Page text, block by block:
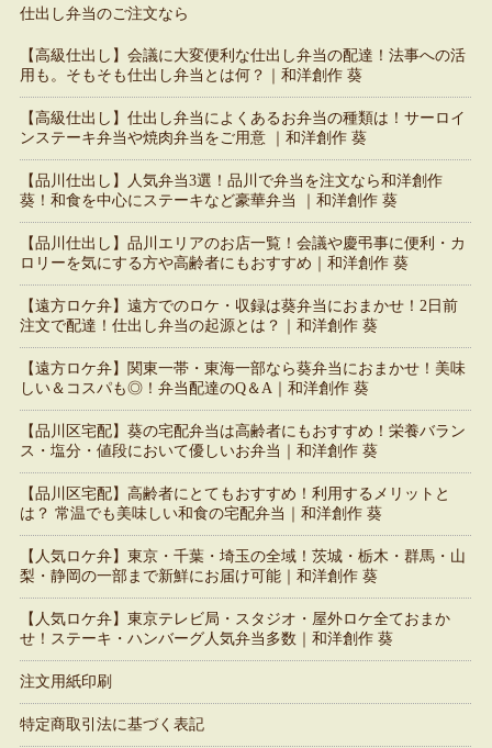
仕出し弁当のご注文なら
【高級仕出し】会議に大変便利な仕出し弁当の配達！法事への活
用も。そもそも仕出し弁当とは何？｜和洋創作 葵
【高級仕出し】仕出し弁当によくあるお弁当の種類は！サーロイ
ンステーキ弁当や焼肉弁当をご用意 ｜和洋創作 葵
【品川仕出し】人気弁当3選！品川で弁当を注文なら和洋創作
葵！和食を中心にステーキなど豪華弁当 ｜和洋創作 葵
【品川仕出し】品川エリアのお店一覧！会議や慶弔事に便利・カ
ロリーを気にする方や高齢者にもおすすめ｜和洋創作 葵
【遠方ロケ弁】遠方でのロケ・収録は葵弁当におまかせ！2日前
注文で配達！仕出し弁当の起源とは？｜和洋創作 葵
【遠方ロケ弁】関東一帯・東海一部なら葵弁当におまかせ！美味
しい＆コスパも◎！弁当配達のQ＆A｜和洋創作 葵
【品川区宅配】葵の宅配弁当は高齢者にもおすすめ！栄養バラン
ス・塩分・値段において優しいお弁当｜和洋創作 葵
【品川区宅配】高齢者にとてもおすすめ！利用するメリットと
は？ 常温でも美味しい和食の宅配弁当｜和洋創作 葵
【人気ロケ弁】東京・千葉・埼玉の全域！茨城・栃木・群馬・山
梨・静岡の一部まで新鮮にお届け可能｜和洋創作 葵
【人気ロケ弁】東京テレビ局・スタジオ・屋外ロケ全ておまか
せ！ステーキ・ハンバーグ人気弁当多数｜和洋創作 葵
注文用紙印刷
特定商取引法に基づく表記